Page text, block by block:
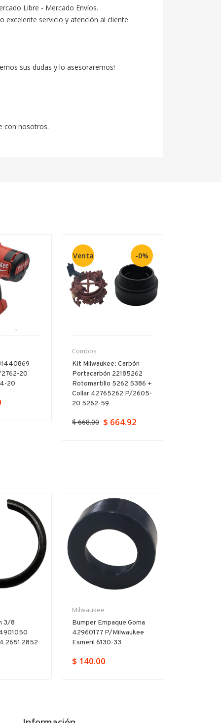
Libre - Mercado Envíos.
servicio y atención al cliente.
sus dudas y lo asesoraremos!
con nosotros.
20
20
Venta -0%
Combos
Kit Milwaukee: Carbón
Portacarbón 22185262
Rotomartillo 5262 5386 +
Collar 42765262 P/2605-
20 5262-59
$ 668.00 $ 664.92
3/8
2651 2852
Milwaukee
Bumper Empaque Goma
42960177 P/milwaukee
Esmeril 6130-33
$ 140.00